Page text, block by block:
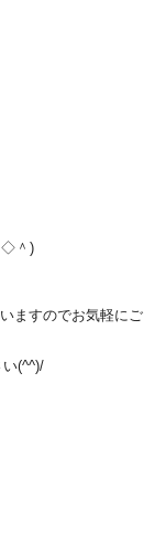
◇＾)
ますのでお気軽にご
(^^)/